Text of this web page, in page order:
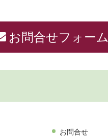
お問合せフォーム
お問合せ